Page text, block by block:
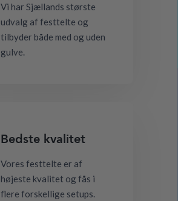
Vi har Sjællands største
udvalg af festtelte og
tilbyder både med og uden
gulve.
Bedste kvalitet
Vores festtelte er af
højeste kvalitet og fås i
flere forskellige setups.